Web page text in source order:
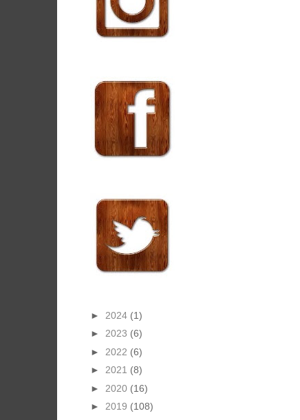
► 2024 (1)
► 2023 (6)
► 2022 (6)
► 2021 (8)
► 2020 (16)
► 2019 (108)